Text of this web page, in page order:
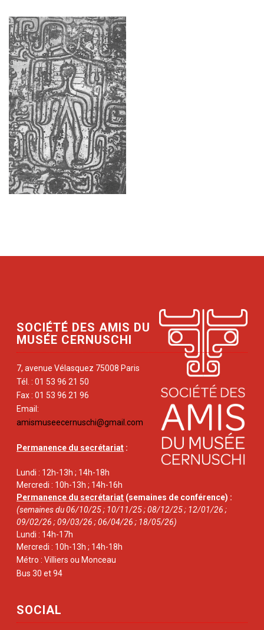
SOCIÉTÉ DES AMIS DU
MUSÉE CERNUSCHI
7, avenue Vélasquez 75008 Paris
Tél. : 01 53 96 21 50
Fax : 01 53 96 21 96
Email:
amismuseecernuschi@gmail.com
Permanence du secrétariat :
Lundi : 12h-13h ; 14h-18h
Mercredi : 10h-13h ; 14h-16h
Permanence du secrétariat (semaines de conférence) :
(semaines du 06/10/25 ; 10/11/25 ; 08/12/25 ; 12/01/26 ;
09/02/26 ; 09/03/26 ; 06/04/26 ; 18/05/26)
Lundi : 14h-17h
Mercredi : 10h-13h ; 14h-18h
Métro : Villiers ou Monceau
Bus 30 et 94
SOCIAL